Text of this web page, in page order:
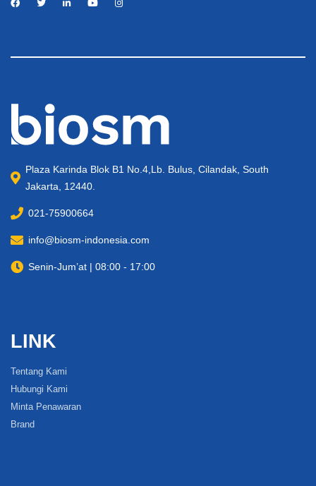
Plaza Karinda Blok B1 No.4,Lb. Bulus, Cilandak, South
Jakarta, 12440.
021-75900664
info@biosm-indonesia.com
Senin-Jum’at | 08:00 - 17:00
LINK
Tentang Kami
Hubungi Kami
Minta Penawaran
Brand